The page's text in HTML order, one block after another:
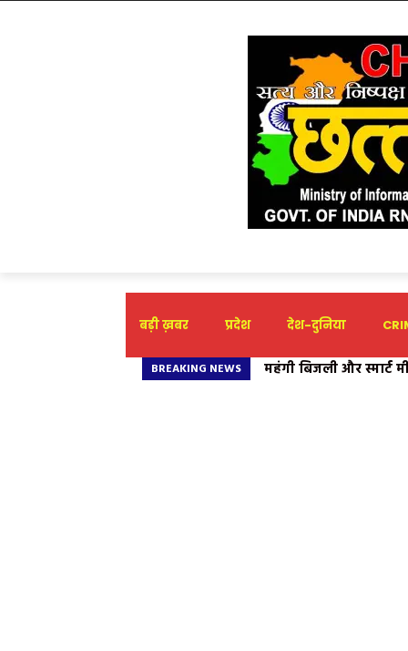
बड़ी ख़बर प्रदेश देश-दुनिया
BREAKING NEWS
महंगी बिजली और स्मार्ट
मुख्यमंत्री लोक